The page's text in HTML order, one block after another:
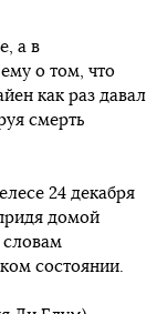
а в
о том, что
как раз давал
смерть
24 декабря
домой
словам
состоянии.